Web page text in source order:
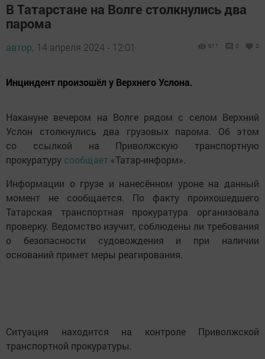
В Татарстане на Волге столкнулись два
парома
автор, 14 апреля 2024 - 12:01 911 0 0
Инциндент произошёл у Верхнего Услона.
Накануне вечером на Волге рядом с селом Верхний
Услон столкнулись два грузовых парома. Об этом
со ссылкой на Приволжскую транспортную
прокуратуру сообщает «Татар-информ».
Информации о грузе и нанесённом уроне на данный
момент не сообщается. По факту проихошедшего
Татарская транспортная прокуратура организовала
проверку. Ведомство изучит, соблюдены ли требования
о безопасности судовождения и при наличии
оснований примет меры реагирования.
Ситуация находится на контроле Приволжской
транспортной прокуратуры.